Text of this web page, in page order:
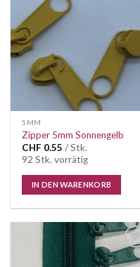
5MM
Zipper 5mm Sonnengelb
CHF 0.55 / Stk.
92 Stk. vorrätig
IN DEN WARENKORB
Auf die